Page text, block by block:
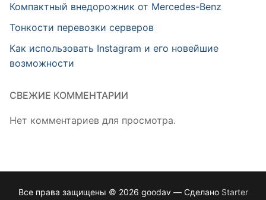
Компактный внедорожник от Mercedes-Benz
Тонкости перевозки серверов
Как использовать Instagram и его новейшие
возможности
СВЕЖИЕ КОММЕНТАРИИ
Нет комментариев для просмотра.
Все права защищены © 2026 goodav — Сделано Starter